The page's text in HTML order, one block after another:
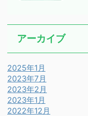
アーカイブ
2025年1月
2023年7月
2023年2月
2023年1月
2022年12月